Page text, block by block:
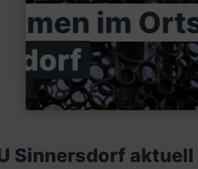
Sinnersdorf aktuell